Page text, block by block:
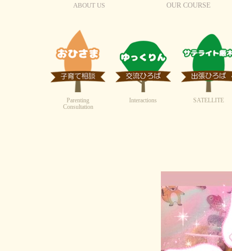
ABOUT US OUR COURSE
Parenting
Consultation
Interactions SATELLITE